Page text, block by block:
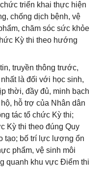
triển khai thực hiện
chống dịch bệnh, vệ
chăm sóc sức khỏe
Kỳ thi theo hướng
truyền thông trước,
là đối với học sinh,
thời, đầy đủ, minh bạch
hỗ trợ của Nhân dân
tác tổ chức Kỳ thi;
Kỳ thi theo đúng Quy
tạo; bố trí lực lượng ổn
phẩm, vệ sinh môi
quanh khu vực Điểm thi